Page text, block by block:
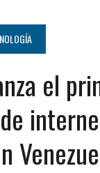
el